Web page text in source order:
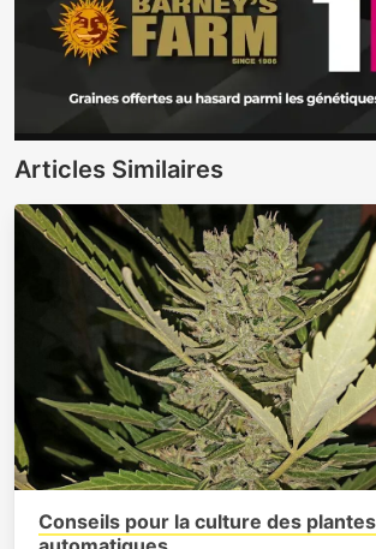
Articles Similaires
Conseils pour la culture des